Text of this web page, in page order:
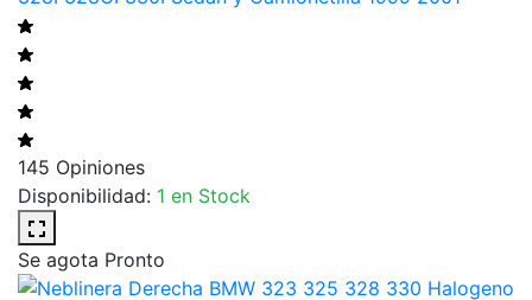
145 Opiniones
Disponibilidad: 1 en Stock
Se agota Pronto